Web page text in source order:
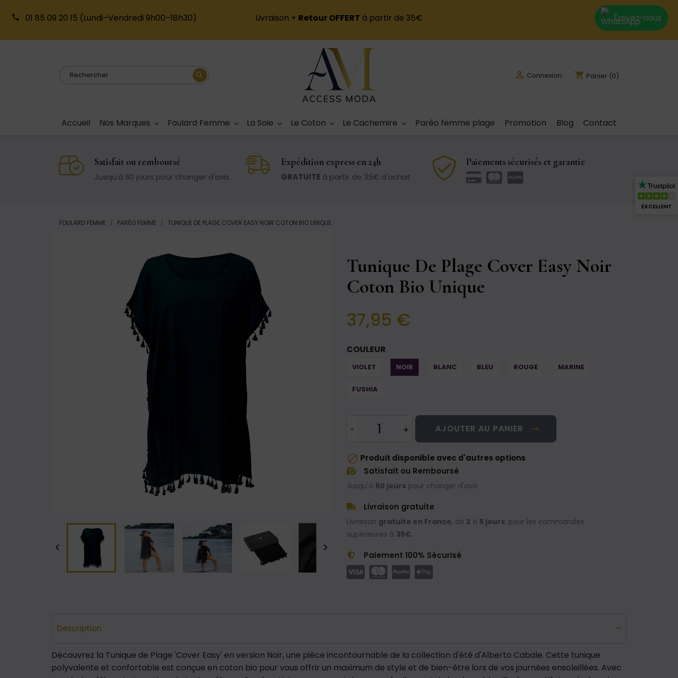
EXCELLENT
01 85 09 20 15 (Lundi–Vendredi 9h00–18h30) Livraison + Retour OFFERT à partir de 35€ Écrivez-nous
search  Connexion shopping_cart Panier (0)
Accueil Nos Marques Foulard Femme La Soie Le Coton Le Cachemire Paréo femme plage Promotion Blog Contact
Satisfait ou remboursé
Jusqu'à 60 jours pour changer d'avis
Expédition express en 24h
GRATUITE à partir de 35€ d'achat
Paiements sécurisés et garantie
FOULARD FEMME PARÉO FEMME TUNIQUE DE PLAGE COVER EASY NOIR COTON BIO UNIQUE
 
Tunique De Plage Cover Easy Noir
Coton Bio Unique
37,95 €
COULEUR
VIOLET NOIR BLANC BLEU ROUGE MARINE
FUSHIA
AJOUTER AU PANIER
 Produit disponible avec d'autres options
Satisfait ou Remboursé
Jusqu'à 60 jours pour changer d'avis
Livraison gratuite
Livraison gratuite en France, de 2 à 5 jours, pour les commandes
supérieures à 35€.
Paiement 100% Sécurisé
Description
Découvrez la Tunique de Plage 'Cover Easy' en version Noir, une pièce incontournable de la collection d'été d'Alberto Cabale. Cette tunique
polyvalente et confortable est conçue en coton bio pour vous offrir un maximum de style et de bien-être lors de vos journées ensoleillées. Avec